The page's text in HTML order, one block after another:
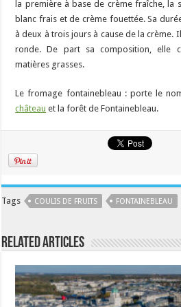
la première à base de crème fraîche, la
blanc frais et de crème fouettée. Sa
à deux à trois jours à cause de la crème.
ronde. De part sa composition, elle
matières grasses.
Le fromage fontainebleau : porte le
château et la forêt de Fontainebleau.
Tags COULIS DE FRUITS FONTAINEBLEAU
Related Articles